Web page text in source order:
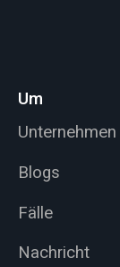
Um
Unternehmen
Blogs
Fälle
Nachricht